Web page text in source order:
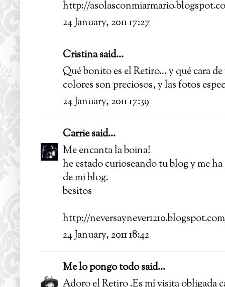
http://
24 January, 2011 17:27
Cristina said...
Qué bonito es el Retiro... y qué cara
colores son preciosos, y las fotos
24 January, 2011 17:39
Carriesaid...
Me encanta la boina!
he estado curioseando tu blog y me
de mi blog.
besitos
http://
24 January, 2011 18:42
Me lo pongo todosaid...